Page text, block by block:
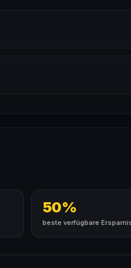
50%
beste verfügbare